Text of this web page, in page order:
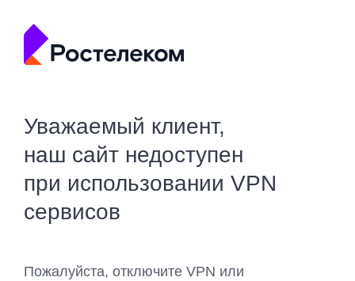
Уважаемый клиент,
наш сайт недоступен
при использовании VPN
сервисов
Пожалуйста, отключите VPN или